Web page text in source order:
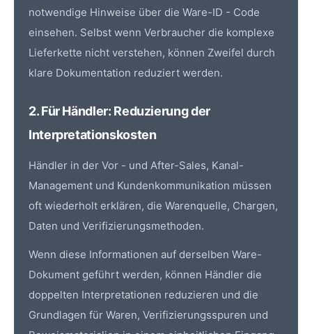
notwendige Hinweise über die Ware-ID - Code
einsehen. Selbst wenn Verbraucher die komplexe
Lieferkette nicht verstehen, können Zweifel durch
klare Dokumentation reduziert werden.
2. Für Händler: Reduzierung der
Interpretationskosten
Händler in der Vor - und After-Sales, Kanal-
Management und Kundenkommunikation müssen
oft wiederholt erklären, die Warenquelle, Chargen,
Daten und Verifizierungsmethoden.
Wenn diese Informationen auf derselben Ware-
Dokument geführt werden, können Händler die
doppelten Interpretationen reduzieren und die
Grundlagen für Waren, Verifizierungsspuren und